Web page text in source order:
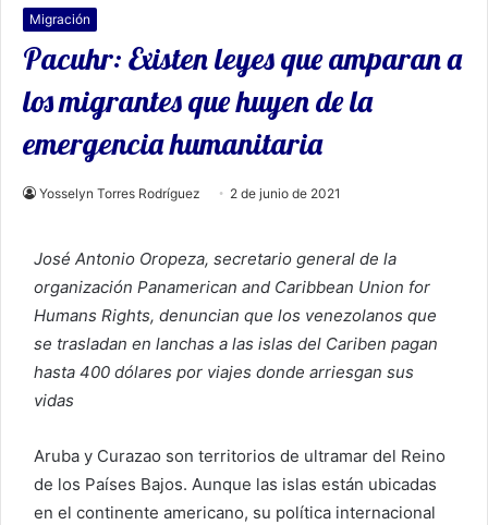
Migración
Pacuhr: Existen leyes que amparan a
los migrantes que huyen de la
emergencia humanitaria
Yosselyn Torres Rodríguez 2 de junio de 2021
José Antonio Oropeza, secretario general de la
organización Panamerican and Caribbean Union for
Humans Rights, denuncian que los venezolanos que
se trasladan en lanchas a las islas del Cariben pagan
hasta 400 dólares por viajes donde arriesgan sus
vidas
Aruba y Curazao son territorios de ultramar del Reino
de los Países Bajos. Aunque las islas están ubicadas
en el continente americano, su política internacional